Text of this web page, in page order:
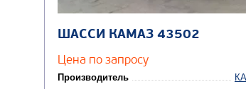
ШАССИ КАМАЗ 43502
Цена по запросу
Производитель